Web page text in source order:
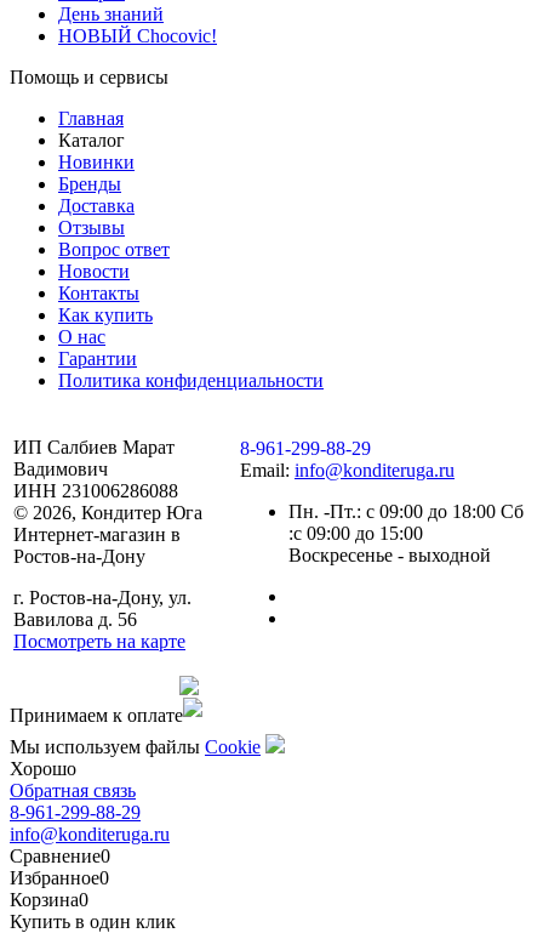
День знаний
НОВЫЙ Chocovic!
Помощь и сервисы
Главная
Каталог
Новинки
Бренды
Доставка
Отзывы
Вопрос ответ
Новости
Контакты
Как купить
О нас
Гарантии
Политика конфиденциальности
ИП Салбиев Марат
Вадимович
ИНН 231006286088
© 2026, Кондитер Юга
Интернет-магазин в
Ростов-на-Дону
г. Ростов-на-Дону, ул.
Вавилова д. 56
Посмотреть на карте
8-961-299-88-29
Email: info@konditeruga.ru
Пн. -Пт.: с 09:00 до 18:00 Сб
:с 09:00 до 15:00
Воскресенье - выходной
Принимаем к оплате
Мы используем файлы Сookie
Хорошо
Обратная связь
8-961-299-88-29
info@konditeruga.ru
Сравнение0
Избранное0
Корзина0
Купить в один клик